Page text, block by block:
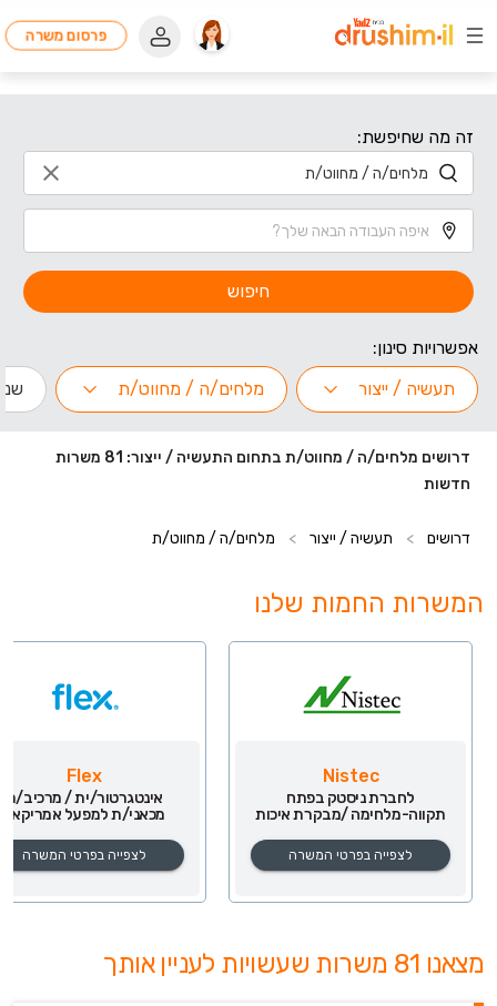
פרסום משרה
זה מה שחיפשת:
חיפוש
אפשרויות סינון:
תעשיה / ייצור
מלחים/ה / מחווט/ת
דרושים מלחים/ה / מחווט/ת בתחום התעשיה / ייצור: 81 משרות
חדשות
דרושים > תעשיה / ייצור > מלחים/ה / מחווט/ת
המשרות החמות שלנו
Nistec
לחברת ניסטק בפתח
תקווה-מלחימה /מבקרת איכות
לצפייה בפרטי המשרה
Flex
אינטגרטור/ית / מרכיב/ת
מכאני/ת למפעל אמריקאי!
לצפייה בפרטי המשרה
מצאנו 81 משרות שעשויות לעניין אותך